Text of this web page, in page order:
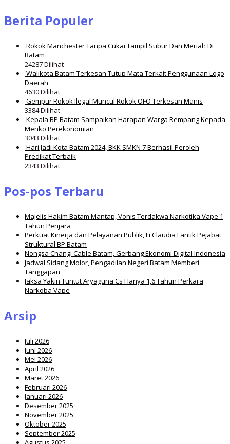
Berita Populer
Rokok Manchester Tanpa Cukai Tampil Subur Dan Meriah Di
Batam
24287 Dilihat
Walikota Batam Terkesan Tutup Mata Terkait Penggunaan Logo
Daerah
4630 Dilihat
Gempur Rokok Ilegal Muncul Rokok OFO Terkesan Manis
3384 Dilihat
Kepala BP Batam Sampaikan Harapan Warga Rempang Kepada
Menko Perekonomian
3043 Dilihat
Hari Jadi Kota Batam 2024, BKK SMKN 7 Berhasil Peroleh
Predikat Terbaik
2343 Dilihat
Pos-pos Terbaru
Majelis Hakim Batam Mantap, Vonis Terdakwa Narkotika Vape 1
Tahun Penjara
Perkuat Kinerja dan Pelayanan Publik, Li Claudia Lantik Pejabat
Struktural BP Batam
Nongsa Changi Cable Batam, Gerbang Ekonomi Digital Indonesia
Jadwal Sidang Molor, Pengadilan Negeri Batam Memberi
Tanggapan
Jaksa Yakin Tuntut Aryaguna Cs Hanya 1,6 Tahun Perkara
Narkoba Vape
Arsip
Juli 2026
Juni 2026
Mei 2026
April 2026
Maret 2026
Februari 2026
Januari 2026
Desember 2025
November 2025
Oktober 2025
September 2025